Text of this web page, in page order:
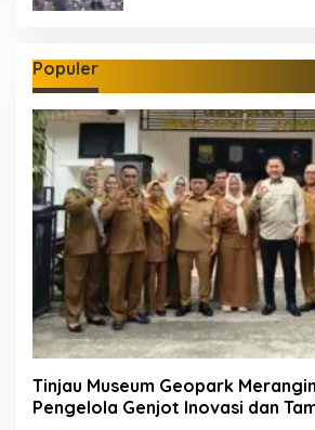
Populer
Tinjau Museum Geopark
Pengelola Genjot Inovasi dan